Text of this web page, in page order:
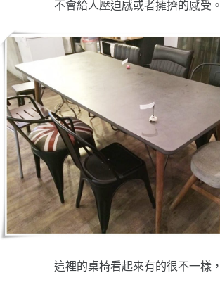
不會給人壓迫感或者擁擠的感受。
這裡的桌椅看起來有的很不一樣，